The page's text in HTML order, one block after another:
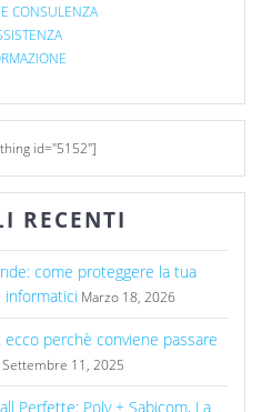
CONSULENZA
id="5152"]
RECENTI
come proteggere la tua
informatici Marzo 18, 2026
perchè conviene passare
Settembre 11, 2025
Perfette: Poly + Sabicom, La